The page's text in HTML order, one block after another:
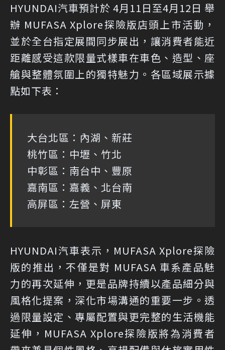
HYUNDAI汽車預計於 4月11日至4月12日 舉
辦 MUFASA Xplore探險版店頭上市活動，
並於全台指定展間同步展出，讓消費者能近
距離感受這款限量式樣車在車色、造型、座
艙與整體氛圍上的獨特魅力。各區域展示據
點如下表：
大台北區：內湖、新莊
桃竹區：中壢、竹北
中彰區：南台中、豐原
嘉南區：嘉義、北台南
高屏區：左營、屏東
HYUNDAI汽車表示，MUFASA Xplore探險
版的推出，不僅是對 MUFASA 車系產品魅
力的再次延伸，更是品牌持續以產品細分與
風格化提案，深化市場溝通的重要一步。透
過限量設定、專屬配置與更完整的生活機能
延伸，MUFASA Xplore探險版將為消費者